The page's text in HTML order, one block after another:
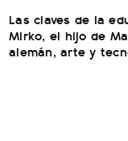
Las claves de la
Mirko, el hijo de
alemán, arte y